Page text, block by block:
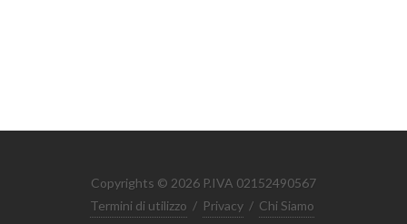
Copyrights © 2026 P.IVA 02152490567
Termini di utilizzo / Privacy / Chi Siamo